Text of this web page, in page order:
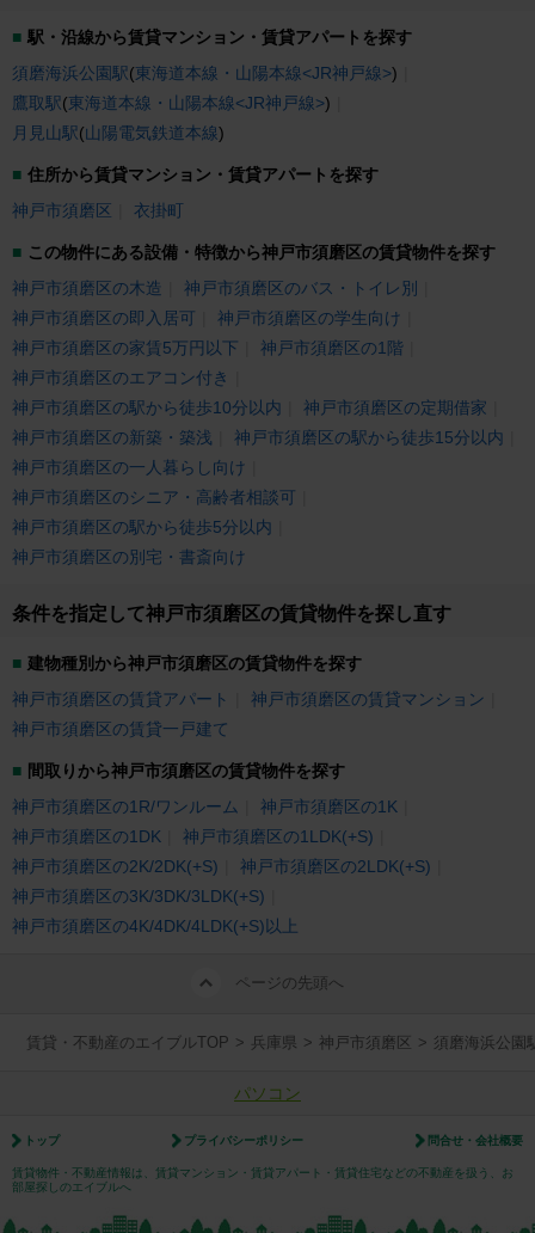
駅・沿線から賃貸マンション・賃貸アパートを探す
須磨海浜公園駅(東海道本線・山陽本線<JR神戸線>)
鷹取駅(東海道本線・山陽本線<JR神戸線>)
月見山駅(山陽電気鉄道本線)
住所から賃貸マンション・賃貸アパートを探す
神戸市須磨区
衣掛町
この物件にある設備・特徴から神戸市須磨区の賃貸物件を探す
神戸市須磨区の木造
神戸市須磨区のバス・トイレ別
神戸市須磨区の即入居可
神戸市須磨区の学生向け
神戸市須磨区の家賃5万円以下
神戸市須磨区の1階
神戸市須磨区のエアコン付き
神戸市須磨区の駅から徒歩10分以内
神戸市須磨区の定期借家
神戸市須磨区の新築・築浅
神戸市須磨区の駅から徒歩15分以内
神戸市須磨区の一人暮らし向け
神戸市須磨区のシニア・高齢者相談可
神戸市須磨区の駅から徒歩5分以内
神戸市須磨区の別宅・書斎向け
条件を指定して神戸市須磨区の賃貸物件を探し直す
建物種別から神戸市須磨区の賃貸物件を探す
神戸市須磨区の賃貸アパート
神戸市須磨区の賃貸マンション
神戸市須磨区の賃貸一戸建て
間取りから神戸市須磨区の賃貸物件を探す
神戸市須磨区の1R/ワンルーム
神戸市須磨区の1K
神戸市須磨区の1DK
神戸市須磨区の1LDK(+S)
神戸市須磨区の2K/2DK(+S)
神戸市須磨区の2LDK(+S)
神戸市須磨区の3K/3DK/3LDK(+S)
神戸市須磨区の4K/4DK/4LDK(+S)以上
ページの先頭へ
賃貸・不動産のエイブルTOP > 兵庫県 > 神戸市須磨区 > 須磨海浜公園
パソコン
トップ プライバシーポリシー 問合せ・会社概要
賃貸物件・不動産情報は、賃貸マンション・賃貸アパート・賃貸住宅などの不動産を扱う、お
部屋探しのエイブルへ